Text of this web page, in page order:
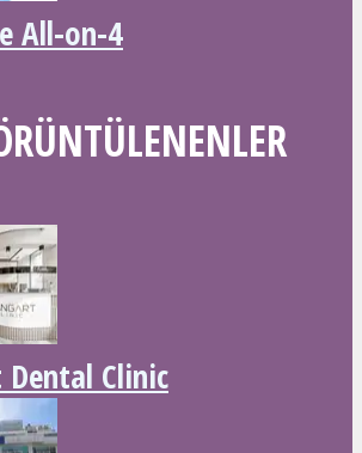
All-on-4
Clinic